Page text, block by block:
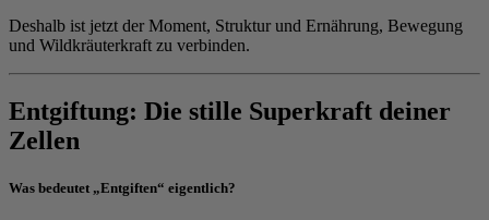
Deshalb ist jetzt der Moment, Struktur und Ernährung, Bewegung
und Wildkräuterkraft zu verbinden.
Entgiftung: Die stille Superkraft deiner
Zellen
Was bedeutet „Entgiften“ eigentlich?